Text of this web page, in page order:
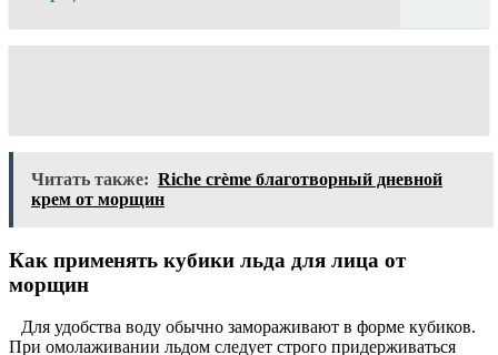
Читать также: Riche crème благотворный дневной
крем от морщин
Как применять кубики льда для лица от
морщин
Для удобства воду обычно замораживают в форме кубиков.
При омолаживании льдом следует строго придерживаться